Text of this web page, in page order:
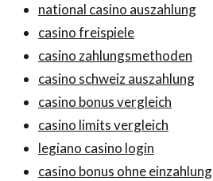
national casino auszahlung
casino freispiele
casino zahlungsmethoden
casino schweiz auszahlung
casino bonus vergleich
casino limits vergleich
legiano casino login
casino bonus ohne einzahlung